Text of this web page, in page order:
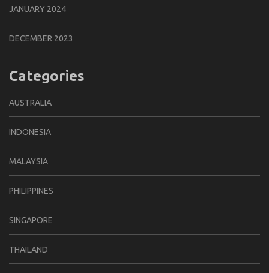
JANUARY 2024
DECEMBER 2023
Categories
AUSTRALIA
INDONESIA
MALAYSIA
PHILIPPINES
SINGAPORE
THAILAND